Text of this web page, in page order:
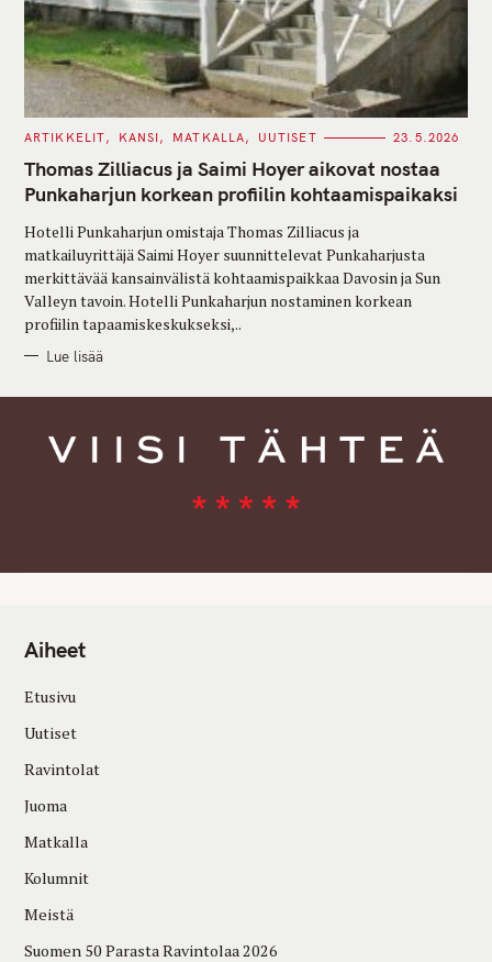
C
T
E
G
O
I
E
S
ARTIKKELIT KANSI MATKALLA UUTISET 23.5.2026
Thomas Zilliacus ja Saimi Hoyer aikovat nostaa
Punkaharjun korkean profiilin kohtaamispaikaksi
Hotelli Punkaharjun omistaja Thomas Zilliacus ja
matkailuyrittäjä Saimi Hoyer suunnittelevat Punkaharjusta
merkittävää kansainvälistä kohtaamispaikkaa Davosin ja Sun
Valleyn tavoin. Hotelli Punkaharjun nostaminen korkean
profiilin tapaamiskeskukseksi,..
Lue lisää
Aiheet
Etusivu
Uutiset
Ravintolat
Juoma
Matkalla
Kolumnit
Meistä
Suomen 50 Parasta Ravintolaa 2026